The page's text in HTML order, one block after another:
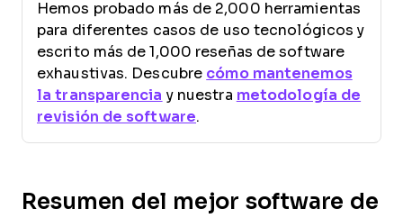
Hemos probado más de 2,000 herramientas
para diferentes casos de uso tecnológicos y
escrito más de 1,000 reseñas de software
exhaustivas. Descubre cómo mantenemos
la transparencia y nuestra metodología de
revisión de software.
Resumen del mejor software de